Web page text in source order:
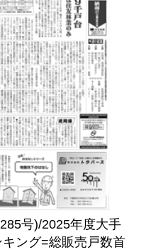
号)/2025年度大手
ング=総販売戸数首